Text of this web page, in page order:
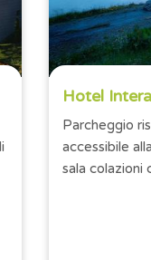
Hotel
Parcheggio
accessibile alla
sala colazioni